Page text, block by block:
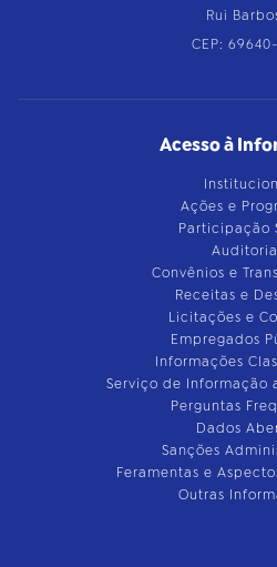
Rui
CEP:
Acesso à
Ações e
Participação
Convênios e
Receitas e
Licitações e
Empregados
Informações
Serviço de Informação
Perguntas
Dados
Sanções
Feramentas e
Outras